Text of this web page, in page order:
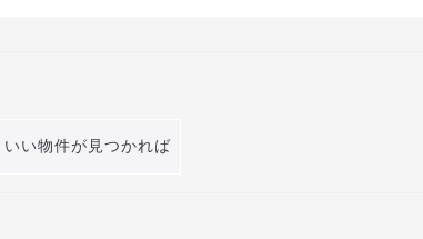
いい物件が見つかれば